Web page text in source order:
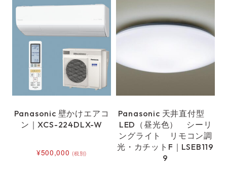
Panasonic 壁かけエアコ
ン｜XCS-224DLX-W
¥500,000 (税別)
Panasonic 天井直付型
LED（昼光色） シーリ
ングライト リモコン調
光・カチットF｜LSEB119
9